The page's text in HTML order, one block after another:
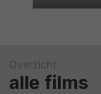
Overzicht
alle films